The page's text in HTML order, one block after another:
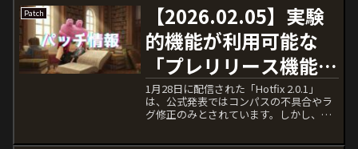
バ...
Patch
【2026.02.05】実験
的機能が利用可能な
「プレリリース機能」
について【ハイテー
ル】
1月28日に配信された「Hotfix 2.0.1」
は、公式発表ではコンパスの不具合やラ
グ修正のみとされています。しかし、こ